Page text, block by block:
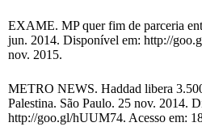
EXAME. MP quer fim de parceria
jun. 2014. Disponível em: http://
nov. 2015.
METRO NEWS. Haddad libera
Palestina. São Paulo. 25 nov. 2014.
http://goo.gl/hUUM74. Acesso em: